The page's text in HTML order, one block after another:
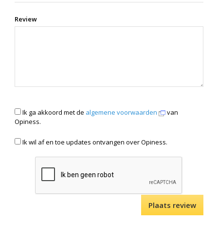
Review
Ik ga akkoord met de algemene voorwaarden
van
Opiness.
Ik wil af en toe updates ontvangen over Opiness.